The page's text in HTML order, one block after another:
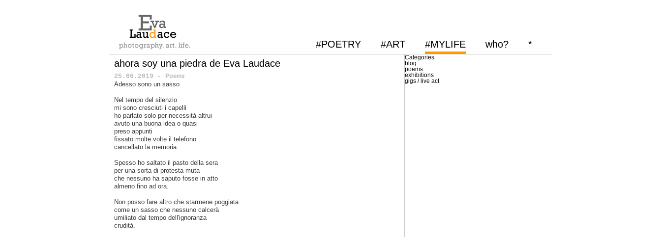
#POETRY #ART #MYLIFE who?
*
ahora soy una piedra de Eva Laudace
25.06.2019 - Poems
Adesso sono un sasso
Nel tempo del silenzio
mi sono cresciuti i capelli
ho parlato solo per necessità altrui
avuto una buona idea o quasi
preso appunti
fissato molte volte il telefono
cancellato la memoria.
Spesso ho saltato il pasto della sera
per una sorta di protesta muta
che nessuno ha saputo fosse in atto
almeno fino ad ora.
Non posso fare altro che starmene poggiata
come un sasso che nessuno calcerà
umiliato dal tempo dell'ignoranza
crudità.
Categories
blog
poems
exhibitions
gigs / live act